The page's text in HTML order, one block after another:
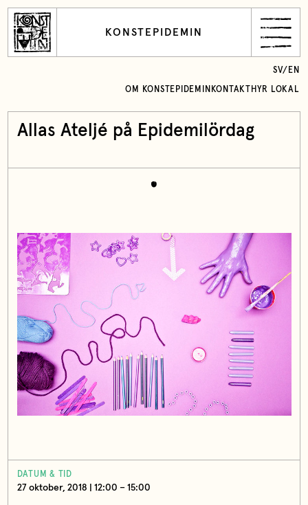
KONSTEPIDEMIN
OM KONSTEPIDEMIN KONTAKT HYR LOKAL
SV/ EN
Allas Ateljé på Epidemilördag
DATUM & TID
27 oktober, 2018 | 12:00 – 15:00